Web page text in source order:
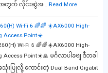
အတွက် လိုင်းဆွဲအ…
Read More
Wi-Fi 6 🌈🌈 ☀️AX6000 High-
Access Point☀️
Wi-Fi 6 🌈🌈☀️AX6000 High-
Access Point☀️🙏 မင်္ဂလာပါခဗျ ဒီတခါ
ြုလို့ ကောင်းတဲ့ Dual Band Gigabit